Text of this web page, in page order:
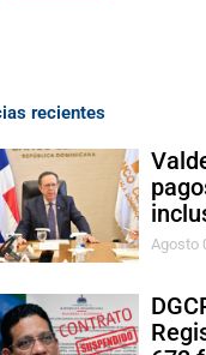
recientes
Agosto